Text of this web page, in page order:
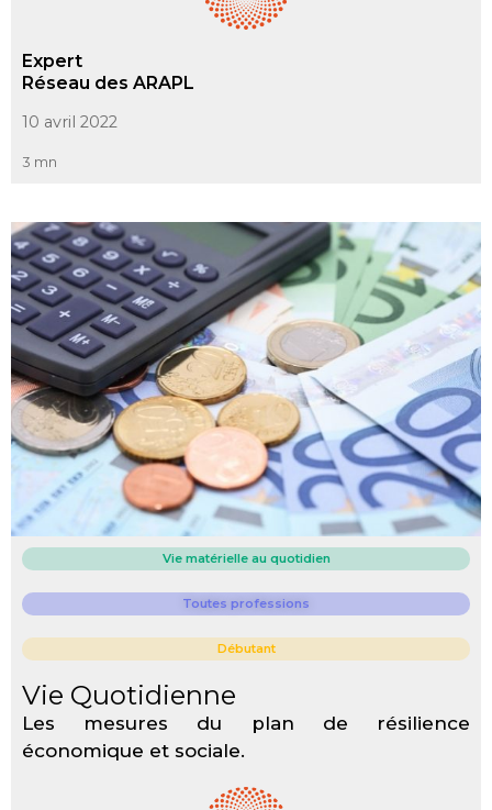
Expert
Réseau des ARAPL
10 avril 2022
3 mn
Vie matérielle au quotidien
Toutes professions
Débutant
Vie Quotidienne
Les mesures du plan de résilience
économique et sociale.